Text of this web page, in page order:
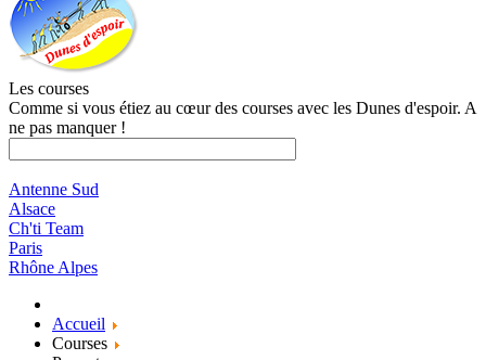
Les courses
Comme si vous étiez au cœur des courses avec les Dunes d'espoir. A
ne pas manquer !
Antenne Sud
Alsace
Ch'ti Team
Paris
Rhône Alpes
Accueil
Courses